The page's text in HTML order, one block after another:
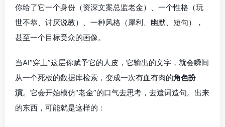
你给了它一个身份（资深文案总监老金）、一个性格（玩
世不恭、讨厌说教）、一种风格（犀利、幽默、短句），
甚至一个目标受众的画像。
当AI“穿上”这层你赋予它的人皮，它输出的文字，就会瞬间
从一个死板的数据库检索，变成一次有血有肉的角色扮
演。它会开始模仿“老金”的口气去思考，去遣词造句。出来
的东西，可能就是这样的：